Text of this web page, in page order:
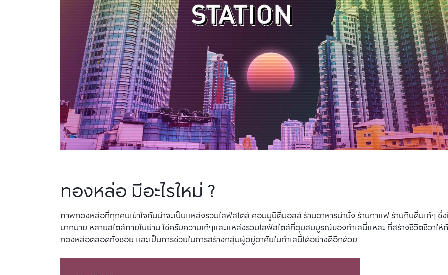
ทองหล่อ มีอะไรใหม่ ?
ภาพทองหล่อที่ทุกคนเข้าใจกันน่าจะเป็นแหล่งรวมไลฟ์สไตล์ คอมมูนิตี้มอลล์ ร้านอาหารน่านั่ง ร้านกาแฟ ร้านกินดื่มเก๋ๆ ซึ่
มากมาย หลายสไตล์ภายในย่าน ใช่ครับความเก๋ๆและแหล่งรวมไลฟ์สไตล์ที่อุมสมบูรณ์ของทำเลนี่แหละ ที่สร้างชีวิตชีวาให้
ทองหล่อตลอดทั้งซอย และเป็นการช่วยในการสร้างกลุ่มผู้อยู่อาศัยในทำเลนี้ได้อย่างดีอีกด้วย